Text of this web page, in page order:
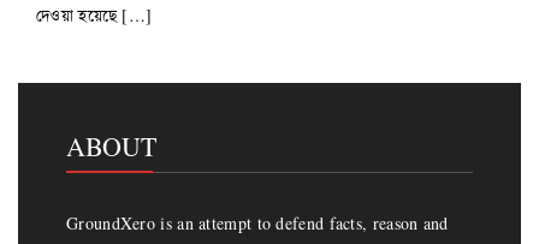
দেওয়া হয়েছে […]
ABOUT
GroundXero is an attempt to defend facts, reason and